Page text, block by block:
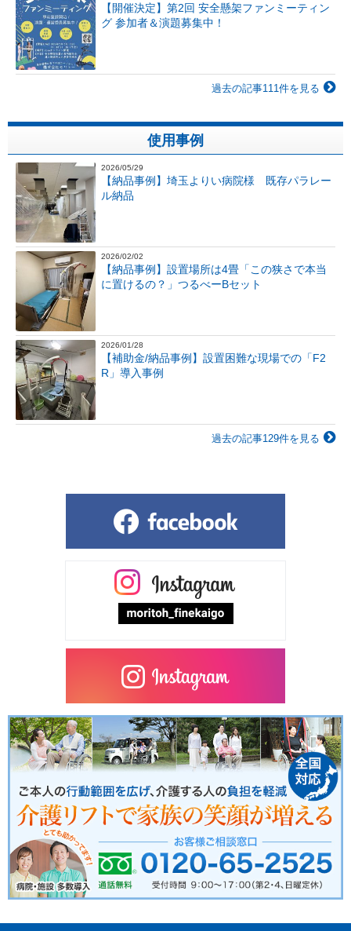
【開催決定】第2回 安全懸架ファンミーティン
グ 参加者＆演題募集中！
過去の記事111件を見る
使用事例
2026/05/29
【納品事例】埼玉よりい病院様 既存パラレー
ル納品
2026/02/02
【納品事例】設置場所は4畳「この狭さで本当
に置けるの？」つるべーBセット
2026/01/28
【補助金/納品事例】設置困難な現場での「F2
R」導入事例
過去の記事129件を見る